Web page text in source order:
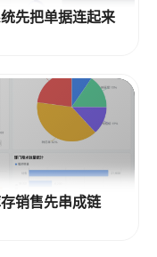
先把单据连起来
销售先串成链